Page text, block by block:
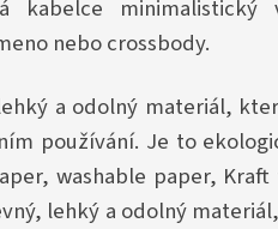
kabelce minimalistický
nebo crossbody.
a odolný materiál,
používání. Je to
washable paper,
lehký a odolný